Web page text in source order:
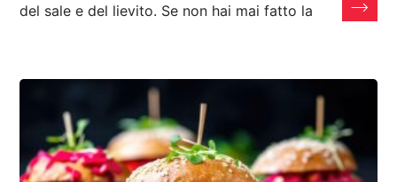
del sale e del lievito. Se non hai mai fatto la